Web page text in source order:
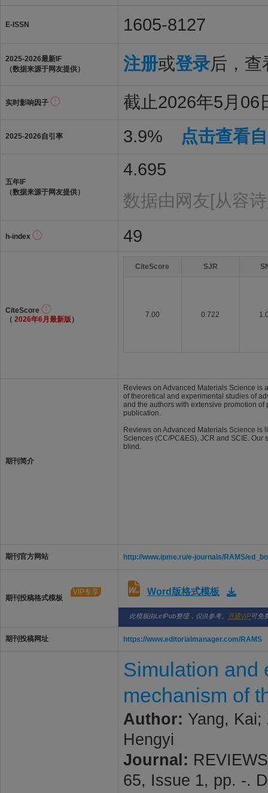
E-ISSN 1605-8127
2025-2026最新IF
（数据来源于网友提供）
注册或登录后，查
实时影响因子 截止2026年5月06
2025-2026自引率 3.9% 点击查看
五年IF
（数据来源于网友提供）
4.695
数据由网友[从容
h-index 49
CiteScore
（ 2026年6月最新版 ）
CiteScore SJR
7.00 0.722
期刊简介
Reviews on Advanced Materials Science
of theoretical and experimental studies of
and the authors with extensive promotion
publication.
Reviews on Advanced Materials Science is
Sciences (CC/PC&ES), JCR and SCIE.
blind.
期刊官方网站 http://www.ipme.ru/e-journals/RAMS/
期刊投稿格式模板
VIP专享 Word版格式模板
此模板由LetPub整理，仅供参考。 开通VIP可免
期刊投稿网址 https://www.editorialmanager.com/RAMS
Simulation and
mechanism of
Author: Yang,
Hengyi
Journal:
65, Issue 1, pp. -.